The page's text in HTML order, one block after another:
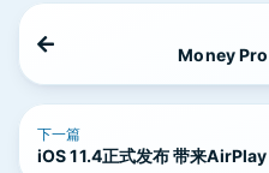
Money Pro
下一篇
iOS 11.4正式发布 带来